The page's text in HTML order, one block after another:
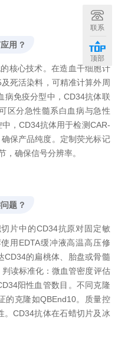
用？
核心技术。在造血干细胞计
死活染料，可精准计算外周
病免疫分型中，CD34抗体联
区分急性髓系白血病与急性
，CD34抗体用于检测CAR-
保产品纯度。定制荧光标记
，确保信号分辨率。
题？
片中的CD34抗原对固定敏
用EDTA缓冲液高温高压修
CD34的扁桃体、胎盘或骨髓
读标准化：微血管密度评估
阳性血管数目。不同克隆
的克隆如QBEnd10。质量控
。CD34抗体在石蜡切片及冰
联系
顶部